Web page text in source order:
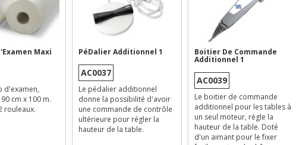
Maxi
d'examen,
cm x 100 m.
rouleaux.
PéDalier Additionnel 1
AC0037
Le pédalier additionnel
donne la possibilité d'avoir
une commande de contrôle
ultérieure pour régler la
hauteur de la table.
Boitier De Commande
Additionnel 1
AC0039
Le boitier de commande
additionnel pour les tables à
un seul moteur, règle la
hauteur de la table. Doté
d'un aimant pour le fixer